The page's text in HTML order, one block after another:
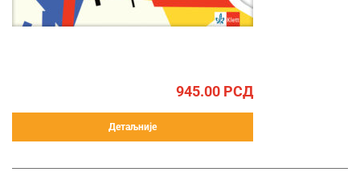
945.00 РСД
Детаљније